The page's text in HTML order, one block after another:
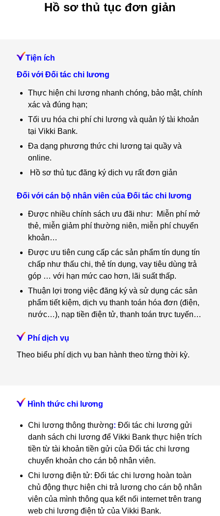
Hồ sơ thủ tục đơn giản
Tiện ích
Đối với Đối tác chi lương
Thực hiện chi lương nhanh chóng, bảo mật, chính
xác và đúng hạn;
Tối ưu hóa chi phí chi lương và quản lý tài khoản
tại Vikki Bank.
Đa dạng phương thức chi lương tại quầy và
online.
Hồ sơ thủ tục đăng ký dịch vụ rất đơn giản
Đối với cán bộ nhân viên của Đối tác chi lương
Được nhiều chính sách ưu đãi như: Miễn phí mở
thẻ, miễn giảm phí thường niên, miễn phí chuyển
khoản…
Được ưu tiên cung cấp các sản phẩm tín dụng tín
chấp như thấu chi, thẻ tín dụng, vay tiêu dùng trả
góp … với hạn mức cao hơn, lãi suất thấp.
Thuận lợi trong việc đăng ký và sử dụng các sản
phẩm tiết kiệm, dịch vụ thanh toán hóa đơn (điện,
nước…), nạp tiền điện tử, thanh toán trực tuyến…
Phí dịch vụ
Theo biểu phí dịch vụ ban hành theo từng thời kỳ.
Hình thức chi lương
Chi lương thông thường: Đối tác chi lương gửi
danh sách chi lương để Vikki Bank thực hiện trích
tiền từ tài khoản tiền gửi của Đối tác chi lương
chuyển khoản cho cán bộ nhân viên.
Chi lương điện tử: Đối tác chi lương hoàn toàn
chủ động thực hiện chi trả lương cho cán bộ nhân
viên của mình thông qua kết nối internet trên trang
web chi lương điện tử của Vikki Bank.